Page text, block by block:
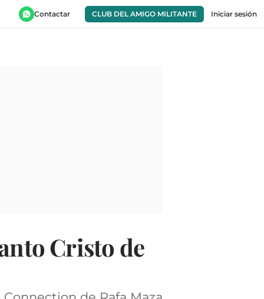
Contactar CLUB DEL AMIGO MILITANTE Iniciar sesión
Cristo de